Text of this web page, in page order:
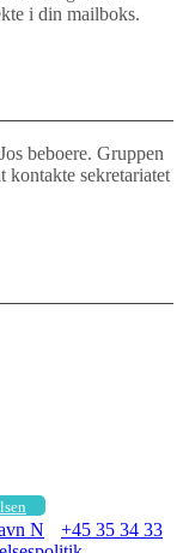
i din mailboks.
beboere. Gruppen
kontakte sekretariatet
N
+45 35 34 33